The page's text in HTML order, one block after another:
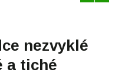
nezvyklé
a tiché